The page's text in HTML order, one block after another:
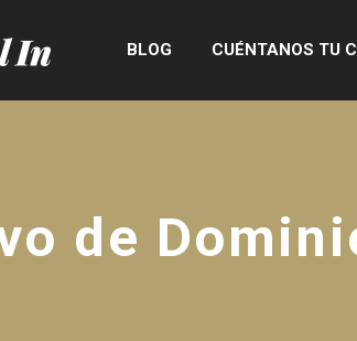
BLOG CUÉNTANOS TU
de